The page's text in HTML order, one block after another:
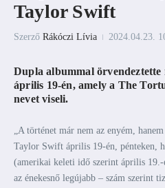
Taylor Swift
Szerző Rákóczi Lívia 2024.04.23.
Dupla albummal
április 19-én, amely a The
nevet viseli.
„A történet már nem az enyém,
Taylor Swift április 19-én, pénteken,
(amerikai keleti idő szerint április
az énekesnő legújabb – szám szerint